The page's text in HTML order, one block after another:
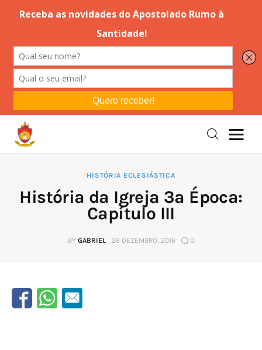
Editorial
Orações
Instruções
Espiritualidade
HISTÓRIA ECLESIÁSTICA
História da Igreja 3ª Época:
Capítulo III
BY GABRIEL 26 DEZEMBRO, 2016 0